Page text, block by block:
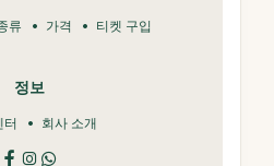
류 가격 티켓 구입
정보
터 회사 소개